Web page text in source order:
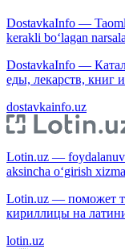
DostavkaInfo —
kerakli bo‘lagan
DostavkaInfo —
еды, лекарств, книг
dostavkainfo.uz
Lotin.uz —
aksincha o‘girish
Lotin.uz — поможет
кириллицы на
lotin.uz